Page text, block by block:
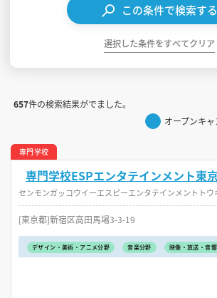
この条件で検索する
選択した条件をすべてクリア
657件の検索結果がでました。
オープンキ
専門学校
専門学校ESPエンタテインメント東京
センモンガッコウイーエスピーエンタテインメントトウ
[東京都]新宿区高田馬場3-3-19
デザイン・美術・アニメ分野 音楽分野 映像・放送・音